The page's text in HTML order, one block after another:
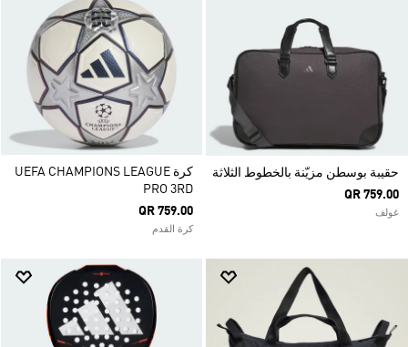
حقيبة بوسطن مزيّنة بالخطوط الثلاثة
QR 759.00
غولف
كرة UEFA CHAMPIONS LEAGUE
PRO 3RD
QR 759.00
كرة القدم